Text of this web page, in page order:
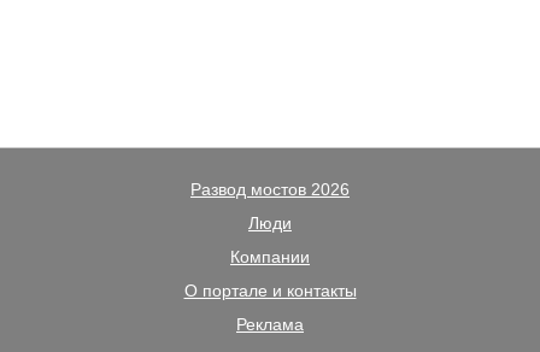
Развод мостов 2026
Люди
Компании
О портале и контакты
Реклама